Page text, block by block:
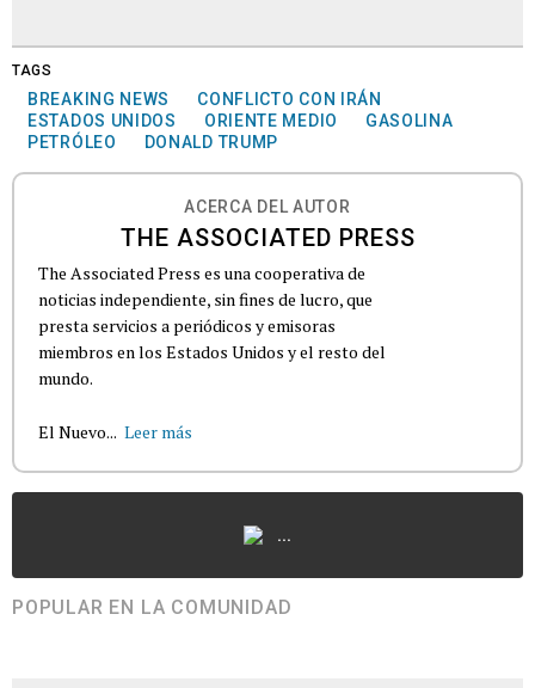
TAGS
BREAKING NEWS
CONFLICTO CON IRÁN
ESTADOS UNIDOS
ORIENTE MEDIO
GASOLINA
PETRÓLEO
DONALD TRUMP
ACERCA DEL AUTOR
THE ASSOCIATED PRESS
The Associated Press es una cooperativa de
noticias independiente, sin fines de lucro, que
presta servicios a periódicos y emisoras
miembros en los Estados Unidos y el resto del
mundo.
El Nuevo... Leer más
...
POPULAR EN LA COMUNIDAD